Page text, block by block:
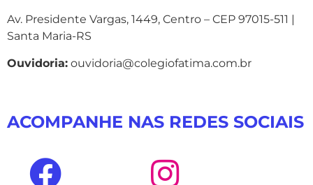
Av. Presidente Vargas, 1449, Centro – CEP 97015-511 |
Santa Maria-RS
Ouvidoria: ouvidoria@colegiofatima.com.br
ACOMPANHE NAS REDES SOCIAIS